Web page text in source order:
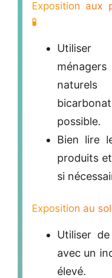
Exposition aux
🧪
naturels
possible.
Bien lire
produits
si
Exposition au
Utiliser
avec un
élevé.